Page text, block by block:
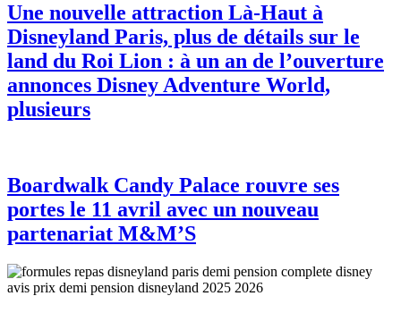
Une nouvelle attraction Là-Haut à
Disneyland Paris, plus de détails sur le
land du Roi Lion : à un an de l’ouverture
annonces Disney Adventure World,
plusieurs
Boardwalk Candy Palace rouvre ses
portes le 11 avril avec un nouveau
partenariat M&M’S